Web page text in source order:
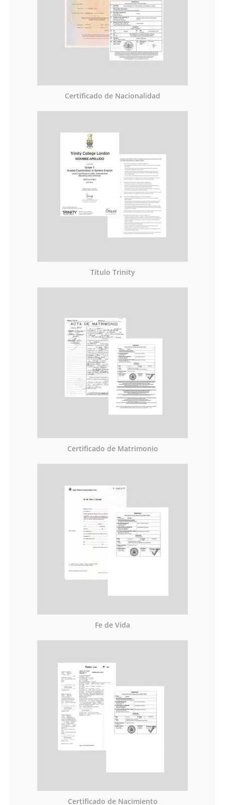
Certificado de Nacionalidad
Título Trinity
Certificado de Matrimonio
Fe de Vida
Certificado de Nacimiento